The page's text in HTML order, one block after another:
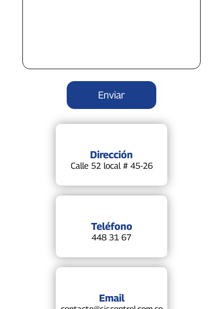
Dirección
Calle 52 local # 45-26
Teléfono
448 31 67
Email